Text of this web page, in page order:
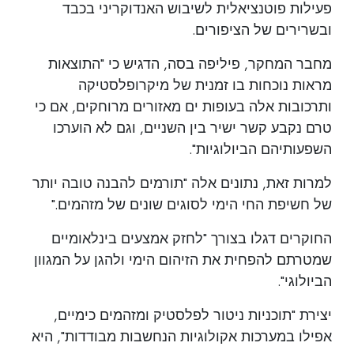
פעילות פוטנציאלית לשיבוש האנדוקריני בכבד
ובשרירים של הציפורים.
מחבר המחקר, פיליפה בסה, הדגיש כי "התוצאות
מראות נוכחות בו זמנית של מיקרופלסטיקה
ותרכובות אלה בעופות ים מאזורים מרוחקים, אם כי
טרם נקבע קשר ישיר בין השניים, וגם לא הוערכו
השפעותיהם הביולוגיות".
למרות זאת, נתונים אלה "תורמים להבנה טובה יותר
של חשיפת החי הימי לסוגים שונים של מזהמים."
החוקרים דגלו בצורך "לחזק אמצעים בינלאומיים
שמטרתם להפחית את הזיהום הימי ולהגן על המגוון
הביולוגי".
יצירת "תוכניות ניטור לפלסטיק ומזהמים כימיים,
אפילו במערכות אקולוגיות הנחשבות מבודדות", היא